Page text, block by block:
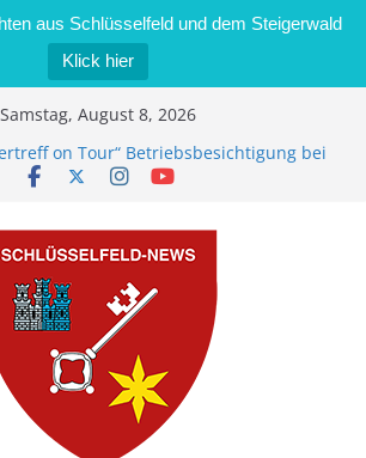
aus Schlüsselfeld und dem Steigerwald
Klick hier
Samstag, August 8, 2026
on Tour“ Betriebsbesichtigung bei
Zimmermann GmbH
in Sägewerk in Bernroth schnell unter
bietet Online-Anmeldung für
an
im Wert von 600 Euro